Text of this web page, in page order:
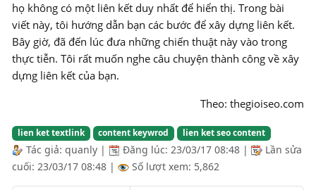
họ không có một liên kết duy nhất để hiển thị. Trong bài
viết này, tôi hướng dẫn bạn các bước để xây dựng liên kết.
Bây giờ, đã đến lúc đưa những chiến thuật này vào trong
thực tiễn. Tôi rất muốn nghe câu chuyện thành công về xây
dựng liên kết của bạn.
Theo: thegioiseo.com
lien ket textlink content keywrod lien ket seo content
Tác giả: quanly | Đăng lúc: 23/03/17 08:48 |
Lần sửa
cuối: 23/03/17 08:48 | Số lượt xem: 5,862